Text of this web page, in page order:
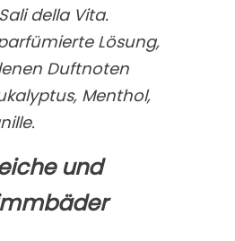
Sali della Vita.
Lösung,
Duftnoten
Menthol,
und